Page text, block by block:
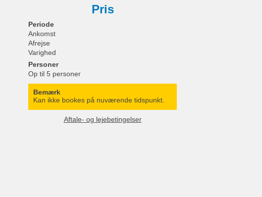
Pris
Periode
Ankomst
Afrejse
Varighed
Personer
Op til 5 personer
Bemærk
Kan ikke bookes på nuværende tidspunkt.
Aftale- og lejebetingelser